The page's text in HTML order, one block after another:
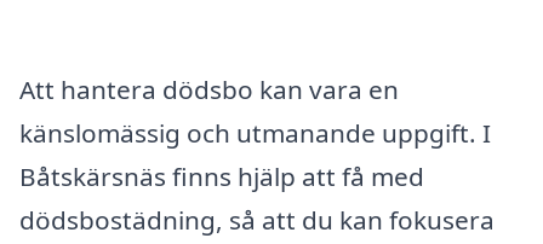
Att hantera dödsbo kan vara en
känslomässig och utmanande uppgift. I
Båtskärsnäs finns hjälp att få med
dödsbostädning, så att du kan fokusera